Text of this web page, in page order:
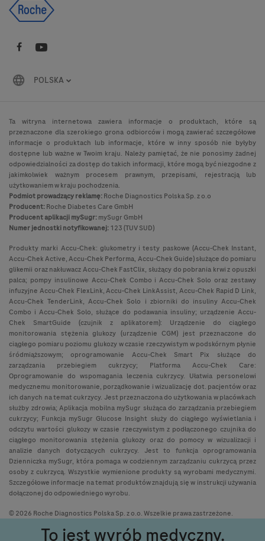
POLSKA
Ta witryna internetowa zawiera informacje o produktach, które są
przeznaczone dla szerokiego grona odbiorców i mogą zawierać szczegółowe
informacje o produktach lub informacje, które w inny sposób nie byłyby
dostępne lub ważne w Twoim kraju. Należy pamiętać, że nie ponosimy żadnej
odpowiedzialności za dostęp do takich informacji, które mogą być niezgodne z
jakimkolwiek ważnym procesem prawnym, przepisami, rejestracją lub
użytkowaniem w kraju pochodzenia.
Podmiot prowadzący reklamę:Roche Diagnostics Polska Sp. z o.o
Producent:Roche Diabetes Care GmbH
Producent aplikacji mySugr:mySugr GmbH
Numer jednostki notyfikowanej:123 (TUV SUD)
Produkty marki Accu-Chek: glukometry i testy paskowe (Accu-Chek Instant,
Accu-Chek Active, Accu-Chek Performa, Accu-Chek Guide) służące do pomiaru
glikemii oraz nakłuwacz Accu-Chek FastClix, służący do pobrania krwi z opuszki
palca; pompy insulinowe Accu-Chek Combo i Accu-Chek Solo oraz zestawy
infuzyjne Accu-Chek FlexLink, Accu-Chek LinkAssist, Accu-Chek Rapid D Link,
Accu-Chek TenderLink, Accu-Chek Solo i zbiorniki do insuliny Accu-Chek
Combo i Accu-Chek Solo, służące do podawania insuliny; urządzenie Accu-
Chek SmartGuide (czujnik z aplikatorem): Urządzenie do ciągłego
monitorowania stężenia glukozy (urządzenie CGM) jest przeznaczone do
ciągłego pomiaru poziomu glukozy w czasie rzeczywistym w podskórnym płynie
śródmiąższowym; oprogramowanie Accu-Chek Smart Pix służące do
zarządzania przebiegiem cukrzycy; Platforma Accu-Chek Care:
Oprogramowanie do wspomagania leczenia cukrzycy. Ułatwia personelowi
medycznemu monitorowanie, porządkowanie i wizualizację dot. pacjentów oraz
ich danych na temat cukrzycy. Jest przeznaczona do użytkowania w placówkach
służby zdrowia; Aplikacja mobilna mySugr służąca do zarządzania przebiegiem
cukrzycy; Funkcja mySugr Glucose Insight służy do ciągłego wyświetlania i
odczytu wartości glukozy w czasie rzeczywistym z podłączonego czujnika do
ciągłego monitorowania stężenia glukozy oraz do pomocy w wizualizacji i
analizie danych dotyczących cukrzycy. Jest to funkcja oprogramowania
Dzienniczka mySugr, która pomaga w codziennym zarządzaniu cukrzycą przez
osoby z cukrzycą. Wszystkie wymienione produkty są wyrobami medycznymi.
Szczegółowe informacje na temat produktów znajdują się w instrukcji używania
dołączonej do odpowiedniego wyrobu.
© 2026 Roche Diagnostics Polska Sp. z o.o. Wszelkie prawa zastrzeżone.
To jest wyrób medyczny.